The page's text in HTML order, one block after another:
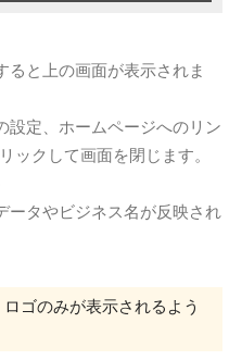
と上の画面が表示されま
設定、ホームページへのリン
ックして画面を閉じます。
ータやビジネス名が反映され
ゴのみが表示されるよう